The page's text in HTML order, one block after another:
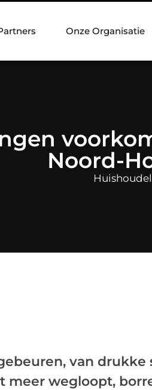
Onze Organisatie
Noord-
van drukke
meer wegloopt,